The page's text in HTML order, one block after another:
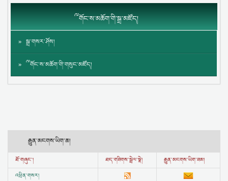
༸གོང་ས་མཆོག་གི་སྒྲ་མཛོད།
སྒྲ་གསར་ཤོས།
༸གོང་ས་མཆོག་གི་གསུང་མཛོད།
རྒྱུན་མངགས་ཡིག་ཆ།
ཐོ་གཞུང་། ཐད་གཟིགས་སྦྲེལ་སྣེ།
རྒྱུན་མངགས་ཡིག་ཟམ།
འཕྲིན་གསར།